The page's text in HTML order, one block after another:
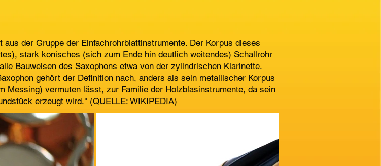
der Gruppe der Einfachrohrblattinstrumente. Der Korpus dieses
stark konisches (sich zum Ende hin deutlich weitendes) Schallrohr
Bauweisen des Saxophons etwa von der zylindrischen Klarinette.
gehört der Definition nach, anders als sein metallischer Korpus
Messing) vermuten lässt, zur Familie der Holzblasinstrumente, da sein
erzeugt wird." (QUELLE: WIKIPEDIA)